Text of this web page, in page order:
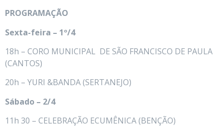
PROGRAMAÇÃO
Sexta-feira – 1º/4
18h – CORO MUNICIPAL DE SÃO FRANCISCO DE PAULA
(CANTOS)
20h – YURI &BANDA (SERTANEJO)
Sábado – 2/4
11h 30 – CELEBRAÇÃO ECUMÊNICA (BENÇÃO)